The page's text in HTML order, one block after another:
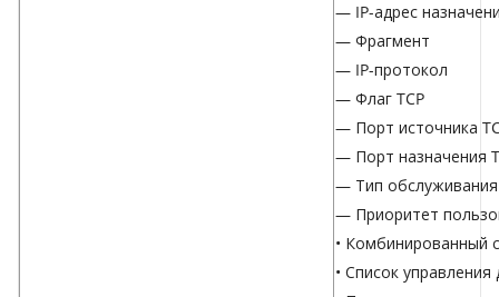
— IP-адрес
— Фрагмент
— IP-протокол
— Флаг TCP
— Порт источника
— Порт назначения
— Тип обслуживания
— Приоритет
• Комбинированный
• Список управления